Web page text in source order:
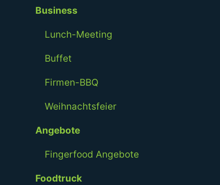
Business
Lunch-Meeting
Buffet
Firmen-BBQ
Weihnachtsfeier
Angebote
Fingerfood Angebote
Foodtruck